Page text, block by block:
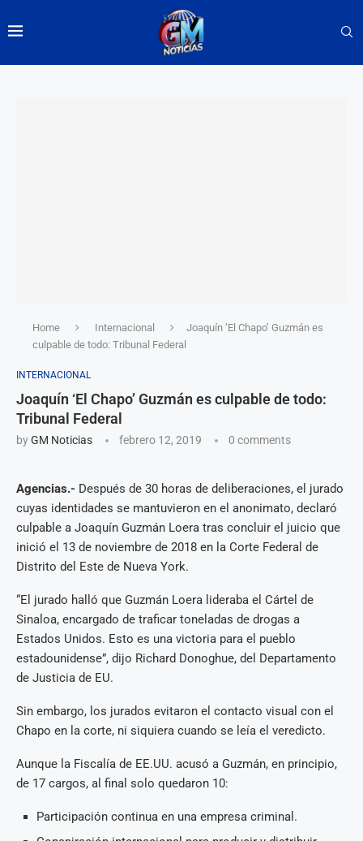
Home Internacional
Joaquín ‘El Chapo’ Guzmán es
culpable de todo: Tribunal Federal
INTERNACIONAL
Joaquín ‘El Chapo’ Guzmán es culpable de todo:
Tribunal Federal
byGM Noticias febrero 12, 2019 0 comments
Agencias.- Después de 30 horas de deliberaciones, el jurado
cuyas identidades se mantuvieron en el anonimato, declaró
culpable a Joaquín Guzmán Loera tras concluir el juicio que
inició el 13 de noviembre de 2018 en la Corte Federal de
Distrito del Este de Nueva York.
“El jurado halló que Guzmán Loera lideraba el Cártel de
Sinaloa, encargado de traficar toneladas de drogas a
Estados Unidos. Esto es una victoria para el pueblo
estadounidense”, dijo Richard Donoghue, del Departamento
de Justicia de EU.
Sin embargo, los jurados evitaron el contacto visual con el
Chapo en la corte, ni siquiera cuando se leía el veredicto.
Aunque la Fiscalía de EE.UU. acusó a Guzmán, en principio,
de 17 cargos, al final solo quedaron 10:
Participación continua en una empresa criminal.